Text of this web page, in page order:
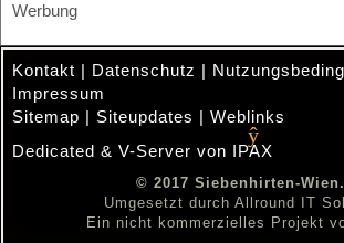
Werbung
Kontakt | Datenschutz |
Impressum
Sitemap | Siteupdates | Weblinks
Dedicated & V-Server von IPAX
© 2017 Siebenhirten-
Umgesetzt durch Allround IT
Ein nicht kommerzielles Projekt